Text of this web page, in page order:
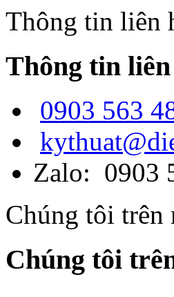
Thông tin liên
Thông tin liên
0903 563
Zalo: 0903
Chúng tôi trên
Chúng tôi